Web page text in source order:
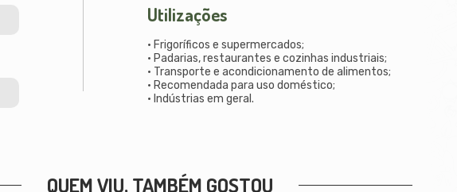
Utilizações
• Frigoríficos e supermercados;
• Padarias, restaurantes e cozinhas industriais;
• Transporte e acondicionamento de alimentos;
• Recomendada para uso doméstico;
• Indústrias em geral.
QUEM VIU, TAMBÉM GOSTOU